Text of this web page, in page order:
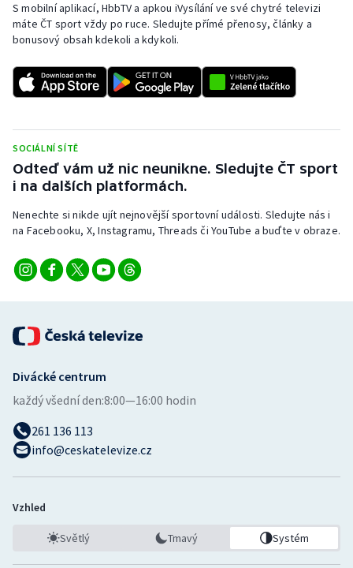
S mobilní aplikací, HbbTV a apkou iVysílání ve své chytré televizi
máte ČT sport vždy po ruce. Sledujte přímé přenosy, články a
bonusový obsah kdekoli a kdykoli.
SOCIÁLNÍ SÍTĚ
Odteď vám už nic neunikne. Sledujte ČT sport
i na dalších platformách.
Nenechte si nikde ujít nejnovější sportovní události. Sledujte nás i
na Facebooku, X, Instagramu, Threads či YouTube a buďte v obraze.
Divácké centrum
každý všední den:8:00—16:00 hodin
261 136 113
info@ceskatelevize.cz
Vzhled
Světlý Tmavý Systém